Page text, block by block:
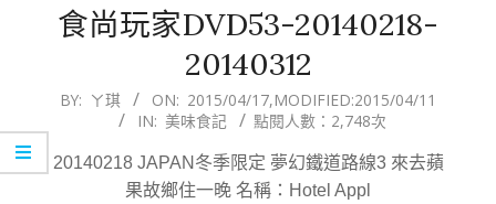
食尚玩家DVD53-20140218-
20140312
2015-
17
BY: ㄚ琪 ON: 2015/04/17,MODIFIED:2015/04/11
IN: 美味食記 點閱人數：2,748次
20140218 JAPAN冬季限定 夢幻鐵道路線3 來去蘋
果故鄉住一晚 名稱：Hotel Appl